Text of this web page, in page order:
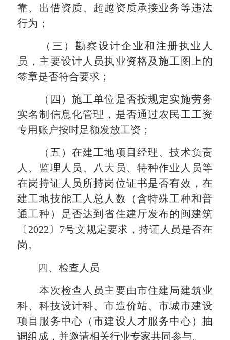
靠、出借资质、超越资质承接业务等违法
行为；
（三）勘察设计企业和注册执业人
员，主要设计人员执业资格及施工图上的
签章是否符合要求；
（四）施工单位是否按规定实施劳务
实名制信息化管理，是否通过农民工工资
专用账户按时足额发放工资；
（五）在建工地项目经理、技术负责
人、监理人员、八大员、特种作业人员等
在岗持证人员所持岗位证书是否有效，在
建工地技能工人总人数（含特殊工种和普
通工种）是否达到省住建厅发布的闽建筑
〔2022〕7号文规定要求，持证人员是否在
岗。
四、检查人员
本次检查人员主要由市住建局建筑业
科、科技设计科、市造价站、市城市建设
项目服务中心（市建设人才服务中心）抽
调组成，并邀请相关行业专家共同参与。